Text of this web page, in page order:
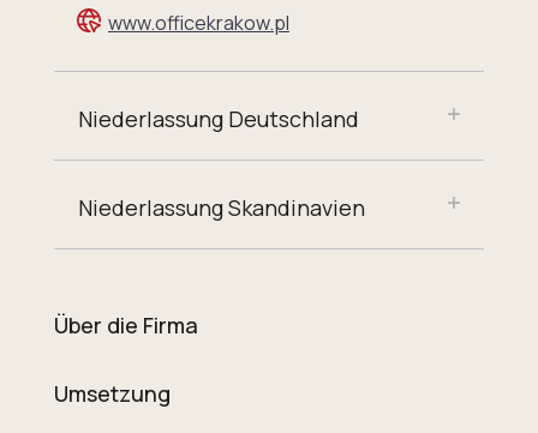
www.officekrakow.pl
Niederlassung Deutschland
Niederlassung Skandinavien
Über die Firma
Umsetzung